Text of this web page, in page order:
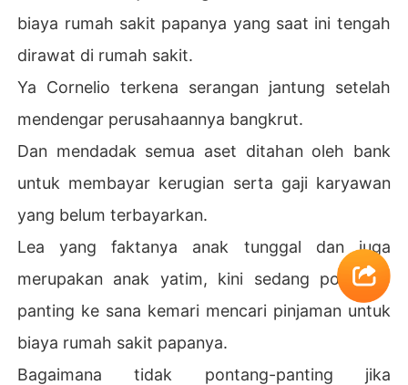
biaya rumah sakit papanya yang saat ini tengah
dirawat di rumah sakit.
Ya Cornelio terkena serangan jantung setelah
mendengar perusahaannya bangkrut.
Dan mendadak semua aset ditahan oleh bank
untuk membayar kerugian serta gaji karyawan
yang belum terbayarkan.
Lea yang faktanya anak tunggal dan juga
merupakan anak yatim, kini sedang pontang-
panting ke sana kemari mencari pinjaman untuk
biaya rumah sakit papanya.
Bagaimana tidak pontang-panting jika